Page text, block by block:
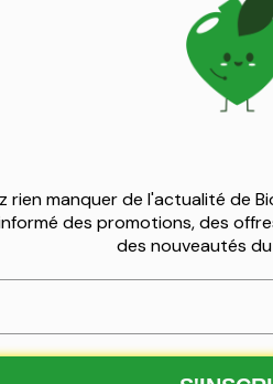
rien manquer de l'actualité de
des promotions, des
des nouveautés
€, reçois du matcha
temporaire
épuisement du stock